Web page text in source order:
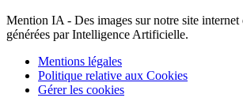
Mention IA - Des images sur notre site internet
générées par Intelligence Artificielle.
Mentions légales
Politique relative aux Cookies
Gérer les cookies